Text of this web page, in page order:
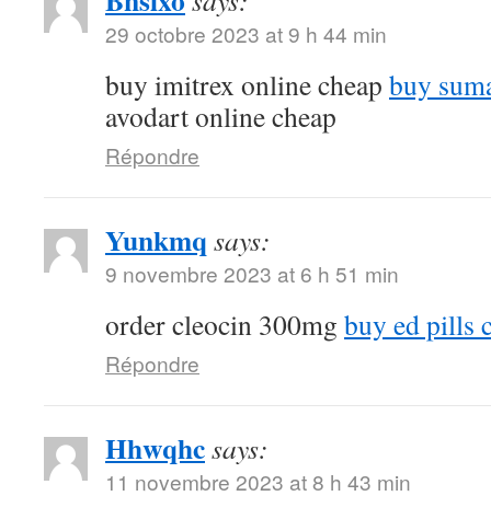
29 octobre 2023 at 9 h 44 min
buy imitrex online cheap buy
avodart online cheap
Répondre
Yunkmq says:
9 novembre 2023 at 6 h 51 min
order cleocin 300mg buy ed pills
Répondre
Hhwqhcsays:
11 novembre 2023 at 8 h 43 min